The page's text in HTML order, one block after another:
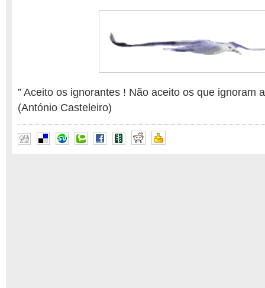
” Aceito os ignorantes ! Não aceito os que ignoram
(António Casteleiro)